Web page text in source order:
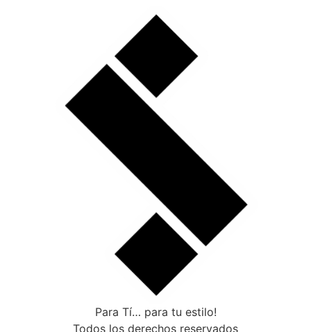
Para Tí… para tu estilo!
Todos los derechos reservados